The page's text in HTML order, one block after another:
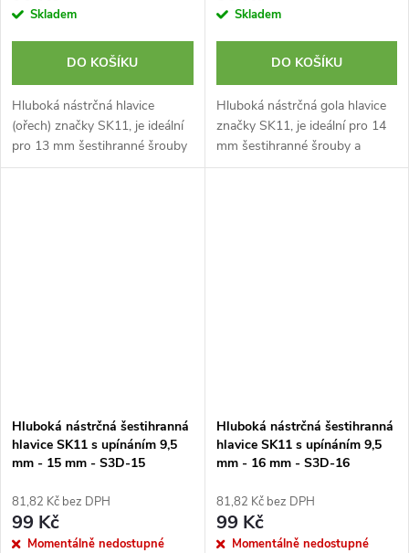
Skladem
DO KOŠÍKU
Hluboká nástrčná hlavice
(ořech) značky SK11, je ideální
pro 13 mm šestihranné šrouby
a matice v těsných a
Skladem
DO KOŠÍKU
Hluboká nástrčná gola hlavice
značky SK11, je ideální pro 14
mm šestihranné šrouby a
matice v těsných a
Hluboká nástrčná šestihranná
hlavice SK11 s upínáním 9,5
mm - 15 mm - S3D-15
81,82 Kč bez DPH
99 Kč
Momentálně nedostupné
Hluboká nástrčná šestihranná
hlavice SK11 s upínáním 9,5
mm - 16 mm - S3D-16
81,82 Kč bez DPH
99 Kč
Momentálně nedostupné